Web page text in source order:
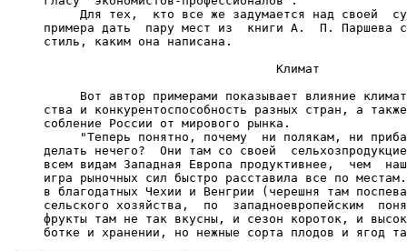
Для тех,  кто все же задумается над своей
примера дать  пару мест из  книги А.  П. Паршева
     стиль, каким она написана.
                                     Климат
Вот автор примерами показывает влияние
ства и конкурентоспособность разных стран, а
     собление России от мирового рынка.
"Теперь понятно, почему  ни полякам, ни
делать нечего?  Они там со своей
всем видам Западная Европа продуктивнее,  чем
игра рыночных сил быстро расставила все по
в благодатных Чехии и Венгрии (черешня там
сельского хозяйства,  по  западноевропейским
фрукты там не так вкусны, и сезон короток, и